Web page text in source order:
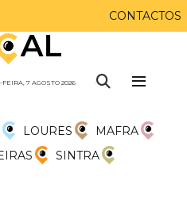
CONTACTOS
FEIRA, 7 AGOSTO 2026
LOURES
MAFRA
SINTRA